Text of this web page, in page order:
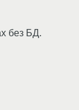
без БД.